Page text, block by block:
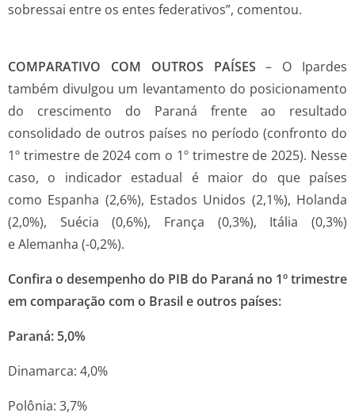
sobressai entre os entes federativos”, comentou.
COMPARATIVO COM OUTROS PAÍSES– O Ipardes
também divulgou um levantamento do posicionamento
do crescimento do Paraná frente ao resultado
consolidado de outros países no período (confronto do
1º trimestre de 2024 com o 1º trimestre de 2025). Nesse
caso, o indicador estadual é maior do que países
como Espanha (2,6%), Estados Unidos (2,1%), Holanda
(2,0%), Suécia (0,6%), França (0,3%), Itália (0,3%)
e Alemanha (-0,2%).
Confira o desempenho do PIB do Paraná no 1º trimestre
em comparação com o Brasil e outros países:
Paraná: 5,0%
Dinamarca: 4,0%
Polônia: 3,7%